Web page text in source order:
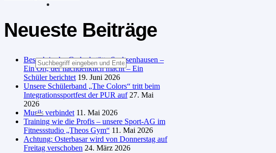
Neueste Beiträge
Besuch in der Gedenkstätte Sachsenhausen –
Ein Ort, der nachdenklich macht – Ein
Schüler berichtet 19. Juni 2026
Unsere Schülerband „The Colors“ tritt beim
Integrationssportfest der PUR auf 27. Mai
2026
Musik verbindet 11. Mai 2026
Training wie die Profis – unsere Sport-AG im
Fitnessstudio „Theos Gym“ 11. Mai 2026
Achtung: Osterbasar wird von Donnerstag auf
Freitag verschoben 24. März 2026